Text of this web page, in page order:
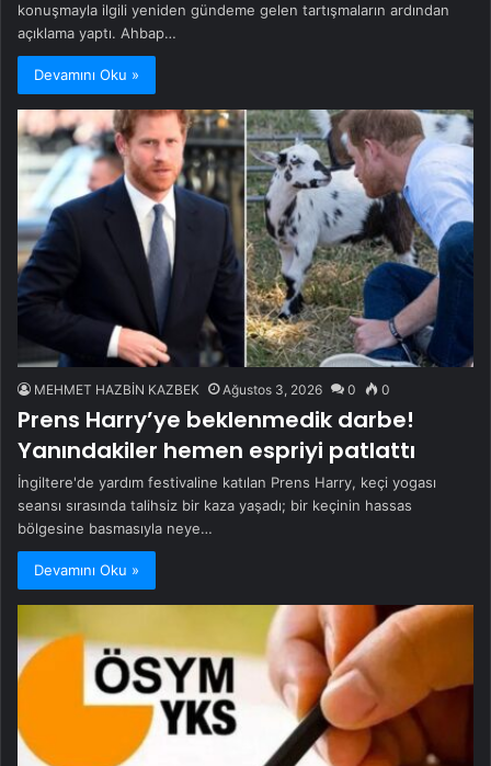
konuşmayla ilgili yeniden gündeme gelen tartışmaların ardından
açıklama yaptı. Ahbap…
Devamını Oku »
MEHMET HAZBİN KAZBEK Ağustos 3, 2026 0 0
Prens Harry’ye beklenmedik darbe!
Yanındakiler hemen espriyi patlattı
İngiltere'de yardım festivaline katılan Prens Harry, keçi yogası
seansı sırasında talihsiz bir kaza yaşadı; bir keçinin hassas
bölgesine basmasıyla neye…
Devamını Oku »